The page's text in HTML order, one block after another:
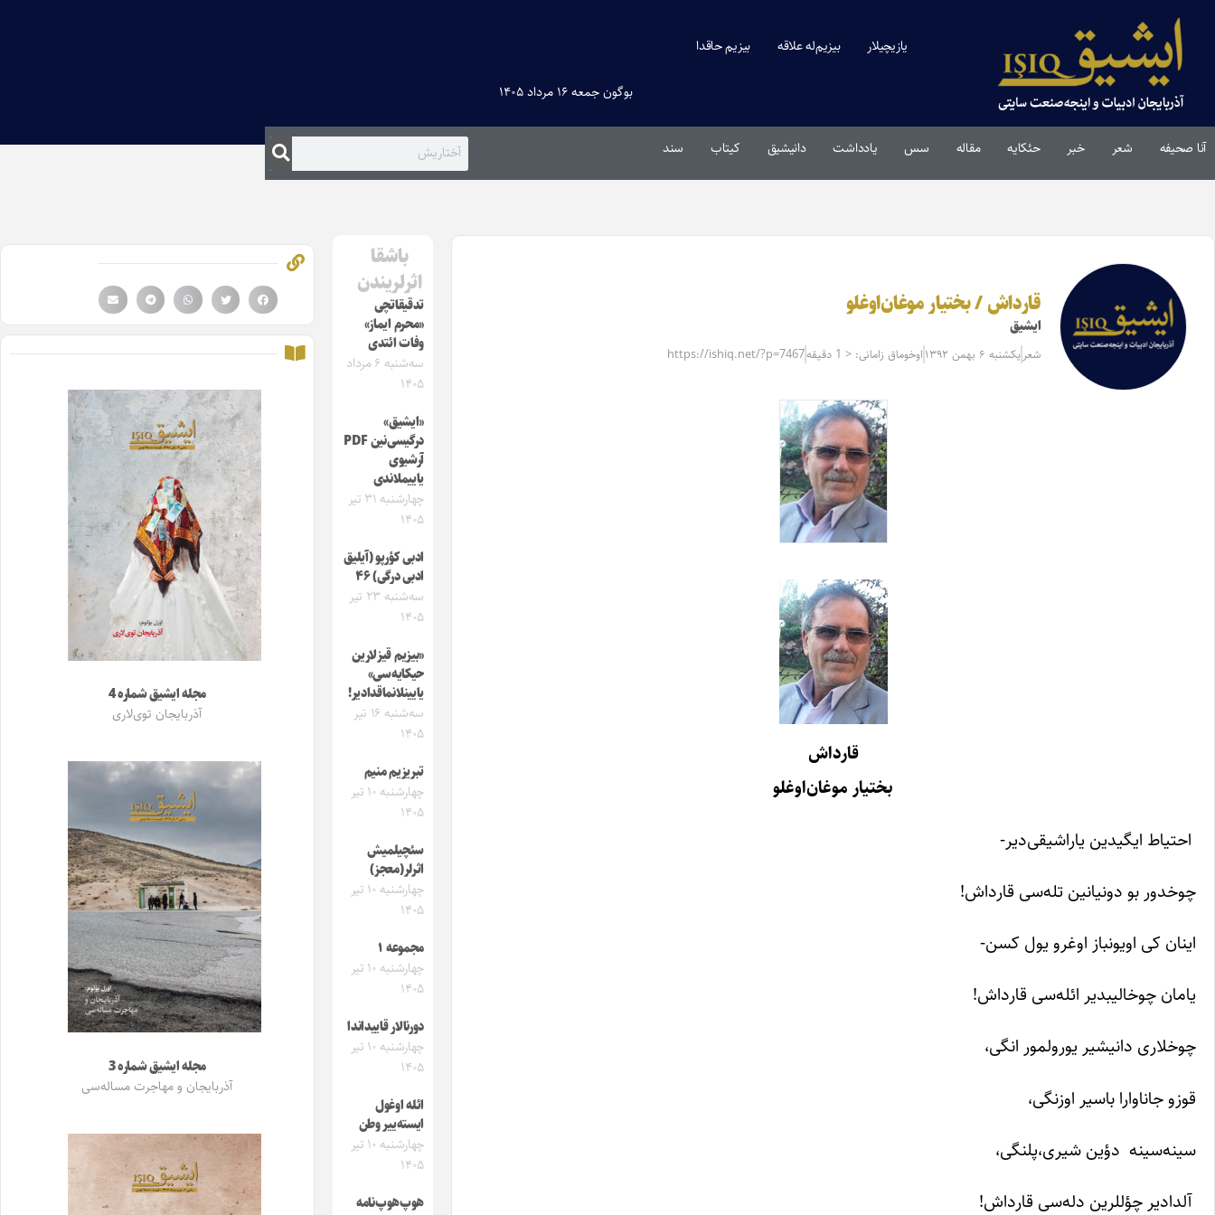
یازیچیلار بیزیم‌له علاقه بیزیم حاقدا
بوگون جمعه ۱۶ مرداد ۱۴۰۵
آنا صحیفه شعر خبر حئکایه مقاله‌ سس یادداشت دانیشیق کیتاب سند
قارداش / بختیار موغان‌اوغلو
ایشیق
شعر یکشنبه ۶ بهمن ۱۳۹۲ اوخوماق زامانی: < 1 دقیقه https://ishiq.net/?p=7467
قارداش
بختیار موغان‌اوغلو
احتیاط ایگیدین یاراشیقی‌دیر-
چوخدور بو دونیانین تله‌سی قارداش!
اینان کی اویونباز اوغرو یول کسن-
یامان چوخالیبدیر ائله‌سی قارداش!
چوخلاری دانیشیر یورولمور انگی،
قوزو جاناوارا باسیر اوزنگی،
سینه‌سینه دؤین شیری،پلنگی،
آلدادیر چؤللرین دله‌سی قارداش!
باشقا
اثرلریندن
تدقیقاتچی
«محرم ایماز»
وفات ائتدی
سه‌شنبه ۶ مرداد
۱۴۰۵
«ایشیق»
درگیسی‌نین PDF
آرشیوی
یاییملاندی
چهارشنبه ۳۱ تیر
۱۴۰۵
ادبی کؤرپو (آیلیق
ادبی درگی) ۴۶
سه‌شنبه ۲۳ تیر
۱۴۰۵
«بیزیم قیزلارین
حیکایه‌سی»
یایینلانماقدادیر!
سه‌شنبه ۱۶ تیر
۱۴۰۵
تبریزیم منیم
چهارشنبه ۱۰ تیر
۱۴۰۵
سئچیلمیش
اثرلر(معجز)
چهارشنبه ۱۰ تیر
۱۴۰۵
مجموعه ۱
چهارشنبه ۱۰ تیر
۱۴۰۵
دورنالار قاییداندا
چهارشنبه ۱۰ تیر
۱۴۰۵
ائله اوغول
ایسته‌ییر وطن
چهارشنبه ۱۰ تیر
۱۴۰۵
هوپ‌هوپ‌نامه
مجله ایشیق شماره 4
آذربایجان توی‌لاری
مجله ایشیق شماره 3
آذربایجان و مهاجرت مساله‌سی